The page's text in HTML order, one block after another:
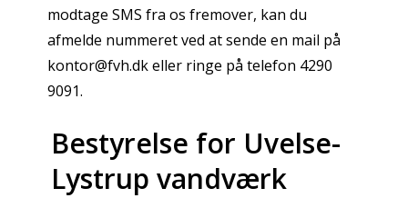
modtage SMS fra os fremover, kan du
afmelde nummeret ved at sende en mail på
kontor@fvh.dk eller ringe på telefon 4290
9091.
Bestyrelse for Uvelse-
Lystrup vandværk